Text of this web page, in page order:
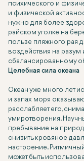
психического и
и физической
нужно для более
райском уголке на
пользе пляжного рая
воздействия на разум
сбалансированному
Целебная сила океана
Океан уже много лет
и запах моря
расслабляет его,
умиротворения.
пребывание на
снизить кровяное
настроение.
может быть